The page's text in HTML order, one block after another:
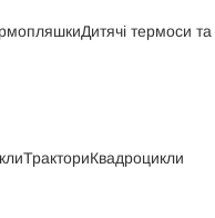
Дитячі термоси
ТракториКвадроцикли